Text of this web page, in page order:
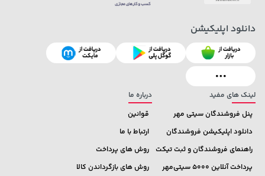
2,679,000 تومان
3,820,000
خرید 701,000 تومان
لینک های مفید
پنل فروشندگان سیتی مهر
دانلود اپلیکیشن فروشندگان
راهنمای فروشندگان و ثبت تیکت
پرداخت آنلاین 5000 سیتی‌مهر
درباره ما
قوانین
ارتباط با ما
روش های پرداخت
روش های بازگرداندن کالا
دانلود اپلیکیشن